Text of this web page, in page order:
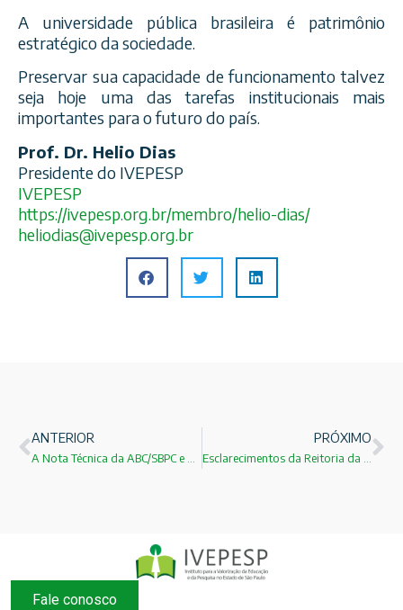
A universidade pública brasileira é patrimônio
estratégico da sociedade.
Preservar sua capacidade de funcionamento talvez
seja hoje uma das tarefas institucionais mais
importantes para o futuro do país.
Prof. Dr. Helio Dias
Presidente do IVEPESP
IVEPESP
https://ivepesp.org.br/membro/helio-dias/
heliodias@ivepesp.org.br
ANTERIOR PRÓXIMO
Fale conosco